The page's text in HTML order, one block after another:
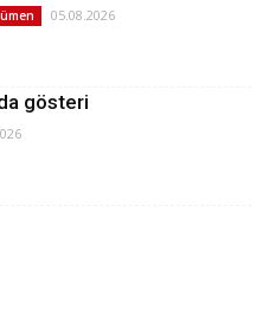
05.08.2026
gösteri